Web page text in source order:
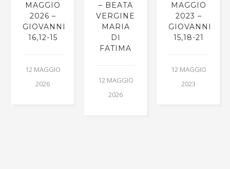
MAGGIO
2026 –
GIOVANNI
16,12-15
12 MAGGIO
2026
– BEATA
VERGINE
MARIA
DI
FATIMA
12 MAGGIO
2026
MAGGIO
2023 –
GIOVANNI
15,18-21
12 MAGGIO
2023